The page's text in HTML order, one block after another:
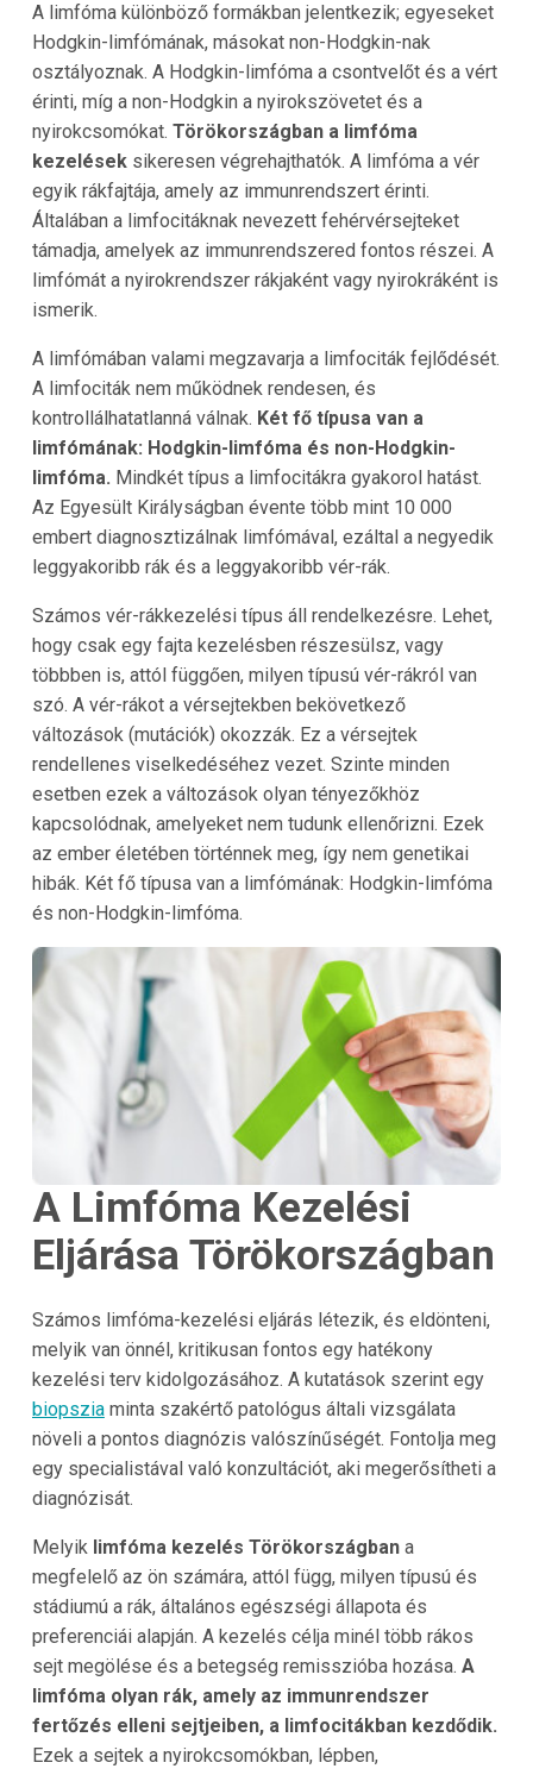
A limfóma különböző formákban jelentkezik; egyeseket
Hodgkin-limfómának, másokat non-Hodgkin-nak
osztályoznak. A Hodgkin-limfóma a csontvelőt és a vért
érinti, míg a non-Hodgkin a nyirokszövetet és a
nyirokcsomókat. Törökországban a limfóma
kezeléseksikeresen végrehajthatók. A limfóma a vér
egyik rákfajtája, amely az immunrendszert érinti.
Általában a limfocitáknak nevezett fehérvérsejteket
támadja, amelyek az immunrendszered fontos részei. A
limfómát a nyirokrendszer rákjaként vagy nyirokráként is
ismerik.
A limfómában valami megzavarja a limfociták fejlődését.
A limfociták nem működnek rendesen, és
kontrollálhatatlanná válnak. Két fő típusa van a
limfómának: Hodgkin-limfóma és non-Hodgkin-
limfóma. Mindkét típus a limfocitákra gyakorol hatást.
Az Egyesült Királyságban évente több mint 10 000
embert diagnosztizálnak limfómával, ezáltal a negyedik
leggyakoribb rák és a leggyakoribb vér-rák.
Számos vér-rákkezelési típus áll rendelkezésre. Lehet,
hogy csak egy fajta kezelésben részesülsz, vagy
többben is, attól függően, milyen típusú vér-rákról van
szó. A vér-rákot a vérsejtekben bekövetkező
változások (mutációk) okozzák. Ez a vérsejtek
rendellenes viselkedéséhez vezet. Szinte minden
esetben ezek a változások olyan tényezőkhöz
kapcsolódnak, amelyeket nem tudunk ellenőrizni. Ezek
az ember életében történnek meg, így nem genetikai
hibák. Két fő típusa van a limfómának: Hodgkin-limfóma
és non-Hodgkin-limfóma.
A Limfóma Kezelési
Eljárása Törökországban
Számos limfóma-kezelési eljárás létezik, és eldönteni,
melyik van önnél, kritikusan fontos egy hatékony
kezelési terv kidolgozásához. A kutatások szerint egy
biopsziaminta szakértő patológus általi vizsgálata
növeli a pontos diagnózis valószínűségét. Fontolja meg
egy specialistával való konzultációt, aki megerősítheti a
diagnózisát.
Melyik limfóma kezelés Törökországbana
megfelelő az ön számára, attól függ, milyen típusú és
stádiumú a rák, általános egészségi állapota és
preferenciái alapján. A kezelés célja minél több rákos
sejt megölése és a betegség remisszióba hozása. A
limfóma olyan rák, amely az immunrendszer
fertőzés elleni sejtjeiben, a limfocitákban kezdődik.
Ezek a sejtek a nyirokcsomókban, lépben,